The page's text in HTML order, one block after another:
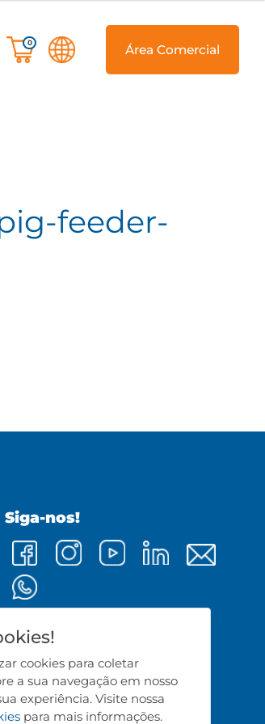
cookies para coletar
a sua navegação em nosso
experiência. Visite nossa
para mais informações.
0 Área Comercial
feeder-
Siga-nos!